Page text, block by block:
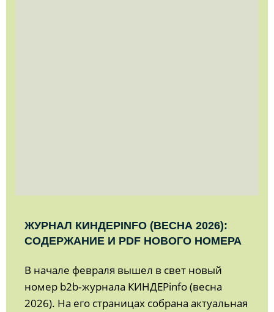
ЖУРНАЛ КИНДЕРINFO (ВЕСНА 2026):
СОДЕРЖАНИЕ И PDF НОВОГО НОМЕРА
В начале февраля вышел в свет новый
номер b2b‑журнала КИНДЕРinfo (весна
2026). На его страницах собрана актуальная